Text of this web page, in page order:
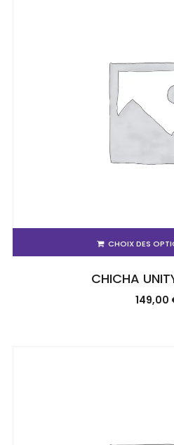
CHOIX DES
CHICHA
149,00